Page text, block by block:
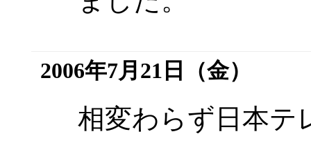
2006年7月21日（金）
相変わらず日本テ